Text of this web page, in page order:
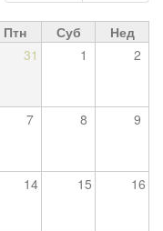
Птн Суб
Нед
31 1 2
7 8 9
14 15 16